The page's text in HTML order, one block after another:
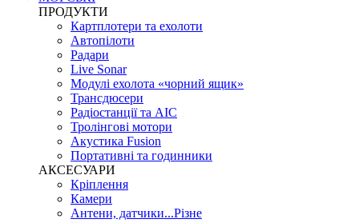
ПРОДУКТИ
Картплотери та ехолоти
Автопілоти
Радари
Live Sonar
Модулі ехолота «чорний ящик»
Трансдюсери
Радіостанції та АІС
Тролінгові мотори
Акустика Fusion
Портативні та годинники
АКСЕСУАРИ
Кріплення
Камери
Антени, датчики...Різне